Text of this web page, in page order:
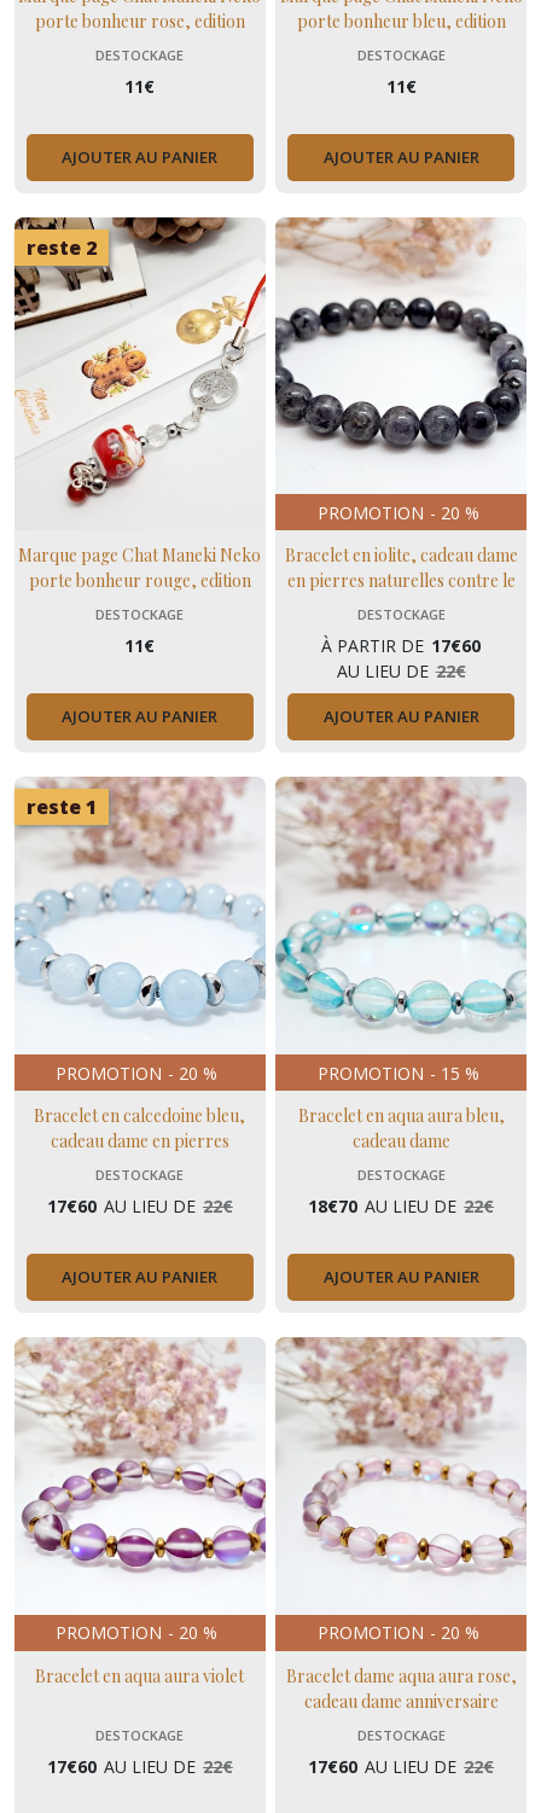
porte bonheur rose, edition
limitée de Noël
DESTOCKAGE
11€
AJOUTER AU PANIER
porte bonheur bleu, edition
limitée de Noël
DESTOCKAGE
11€
AJOUTER AU PANIER
reste 2
Marque page Chat Maneki Neko
porte bonheur rouge, edition
limitée de Noël
DESTOCKAGE
11€
AJOUTER AU PANIER
PROMOTION - 20 %
Bracelet en iolite, cadeau dame
en pierres naturelles contre le
stress
DESTOCKAGE
À PARTIR DE 17€60
AU LIEU DE 22€
AJOUTER AU PANIER
reste 1
PROMOTION - 20 %
Bracelet en calcedoine bleu,
cadeau dame en pierres
naturelles contre le stress
DESTOCKAGE
17€60 AU LIEU DE 22€
AJOUTER AU PANIER
PROMOTION - 15 %
Bracelet en aqua aura bleu,
cadeau dame
DESTOCKAGE
18€70 AU LIEU DE 22€
AJOUTER AU PANIER
PROMOTION - 20 %
Bracelet en aqua aura violet
DESTOCKAGE
17€60 AU LIEU DE 22€
PROMOTION - 20 %
Bracelet dame aqua aura rose,
cadeau dame anniversaire
DESTOCKAGE
17€60 AU LIEU DE 22€